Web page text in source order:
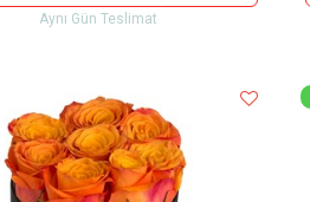
Aynı Gün Teslimat